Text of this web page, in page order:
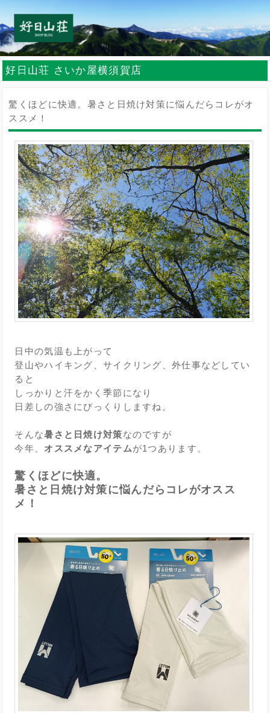
好日山荘 さいか屋横須賀店
驚くほどに快適。暑さと日焼け対策に悩んだらコレがオ
ススメ！
日中の気温も上がって
登山やハイキング、サイクリング、外仕事などしてい
ると
しっかりと汗をかく季節になり
日差しの強さにびっくりしますね。
そんな暑さと日焼け対策なのですが
今年、 オススメなアイテムが1つあります。
驚くほどに快適。
暑さと日焼け対策に悩んだらコレがオスス
メ！